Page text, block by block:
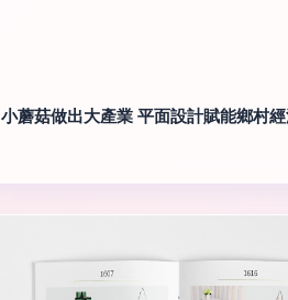
小蘑菇做出大產業 平面設計賦能鄉村